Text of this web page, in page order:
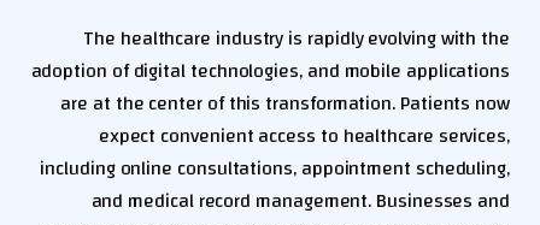
The healthcare industry is rapidly evolving with the
adoption of digital technologies, and mobile applications
are at the center of this transformation. Patients now
expect convenient access to healthcare services,
including online consultations, appointment scheduling,
and medical record management. Businesses and